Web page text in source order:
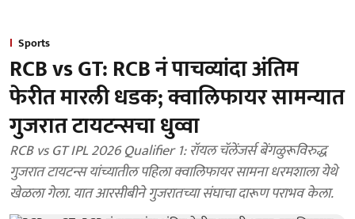
Sports
RCB vs GT: RCB नं पाचव्यांदा अंतिम
फेरीत मारली धडक; क्वालिफायर सामन्यात
गुजरात टायटन्सचा धुव्वा
RCB vs GT IPL 2026 Qualifier 1: रॉयल चॅलेंजर्स बेंगळुरूविरुद्ध
गुजरात टायटन्स यांच्यातील पहिला क्वालिफायर सामना धरमशाला येथे
खेळला गेला. यात आरसीबीने गुजरातच्या संघाचा दारूण पराभव केला.